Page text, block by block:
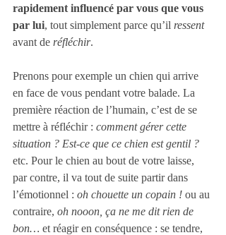
rapidement influencé par vous que vous
par lui, tout simplement parce qu’il ressent
avant de réfléchir.
Prenons pour exemple un chien qui arrive
en face de vous pendant votre balade. La
première réaction de l’humain, c’est de se
mettre à réfléchir : comment gérer cette
situation ? Est-ce que ce chien est gentil ?
etc. Pour le chien au bout de votre laisse,
par contre, il va tout de suite partir dans
l’émotionnel : oh chouette un copain ! ou au
contraire, oh nooon, ça ne me dit rien de
bon… et réagir en conséquence : se tendre,